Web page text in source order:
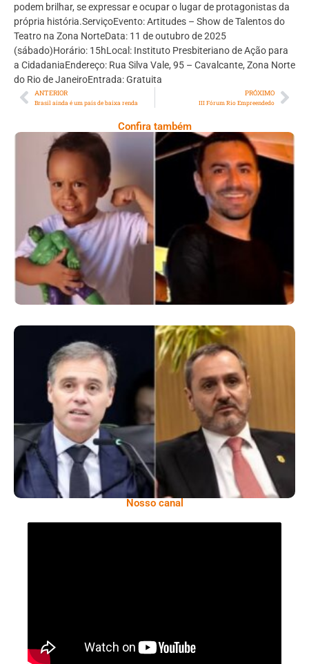
podem brilhar, se expressar e ocupar o lugar de protagonistas da
própria história.ServiçoEvento: Artitudes – Show de Talentos do
Teatro na Zona NorteData: 11 de outubro de 2025
(sábado)Horário: 15hLocal: Instituto Presbiteriano de Ação para
a CidadaniaEndereço: Rua Silva Vale, 95 – Cavalcante, Zona Norte
do Rio de JaneiroEntrada: Gratuita
ANTERIOR
Brasil ainda é um país de baixa renda
PRÓXIMO
III Fórum Rio Empreendedo
Confira também
Comoção Marca Despedida De Menino De 3
Anos E Reacende Debate Sobre Proteção À
Infância
Superintendentes Da Polícia Federal
Manifestam Apoio Ao Diretor-Geral Em
Meio A Tensão Com O STF
Nosso canal